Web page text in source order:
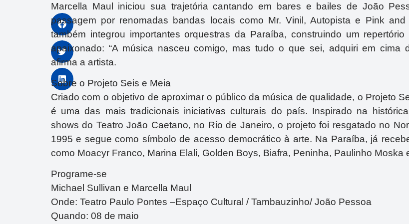
Marcella Maul iniciou sua trajetória cantando em bares e bailes de João
passagem por renomadas bandas locais como Mr. Vinil, Autopista e Pink and
também integrou importantes orquestras da Paraíba, construindo um repertório
apaixonado: “A música nasceu comigo, mas tudo o que sei, adquiri em cima
afirma a artista.
Sobre o Projeto Seis e Meia
Criado com o objetivo de aproximar o público da música de qualidade, o Projeto
é uma das mais tradicionais iniciativas culturais do país. Inspirado na
shows do Teatro João Caetano, no Rio de Janeiro, o projeto foi resgatado no
1995 e segue como símbolo de acesso democrático à arte. Na Paraíba, já
como Moacyr Franco, Marina Elali, Golden Boys, Biafra, Peninha, Paulinho Moska
Programe-se
Michael Sullivan e Marcella Maul
Onde: Teatro Paulo Pontes –Espaço Cultural / Tambauzinho/ João Pessoa
Quando: 08 de maio